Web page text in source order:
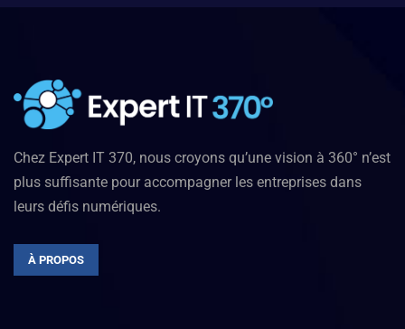
Chez Expert IT 370, nous croyons qu’une vision à 360° n’est
plus suffisante pour accompagner les entreprises dans
leurs défis numériques.
À PROPOS